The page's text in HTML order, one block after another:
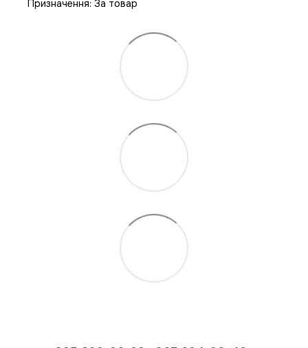
Призначення: За товар